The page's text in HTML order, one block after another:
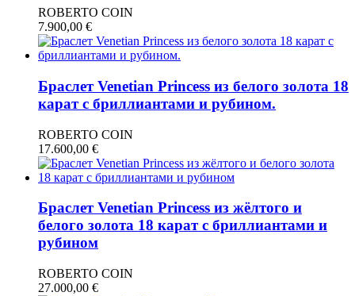
ROBERTO COIN
7.900,00 €
Браслет Venetian Princess из белого золота 18
карат с бриллиантами и рубином.
ROBERTO COIN
17.600,00 €
Браслет Venetian Princess из жёлтого и
белого золота 18 карат с бриллиантами и
рубином
ROBERTO COIN
27.000,00 €